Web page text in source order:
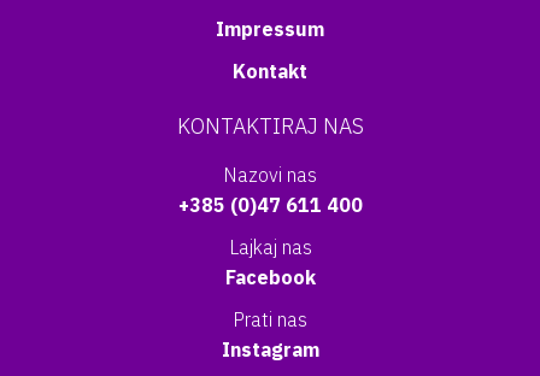
Impressum
Kontakt
KONTAKTIRAJ NAS
Nazovi nas
+385 (0)47 611 400
Lajkaj nas
Facebook
Prati nas
Instagram